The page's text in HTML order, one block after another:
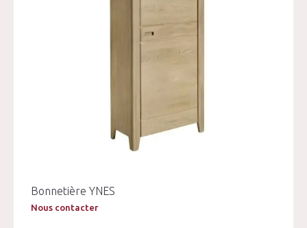
Bonnetière YNES
Nous contacter